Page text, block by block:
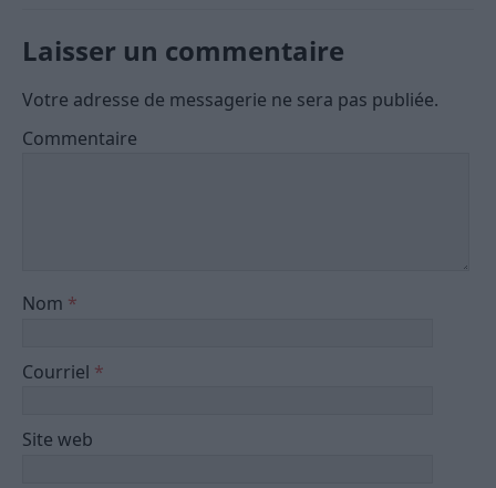
Laisser un commentaire
Votre adresse de messagerie ne sera pas publiée.
Commentaire
Nom *
Courriel *
Site web